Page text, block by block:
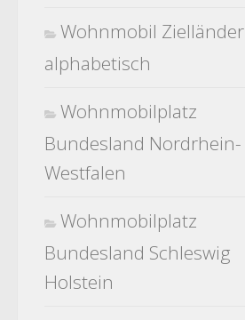
Wohnmobil Zielländer
alphabetisch
Wohnmobilplatz
Bundesland Nordrhein-
Westfalen
Wohnmobilplatz
Bundesland Schleswig
Holstein